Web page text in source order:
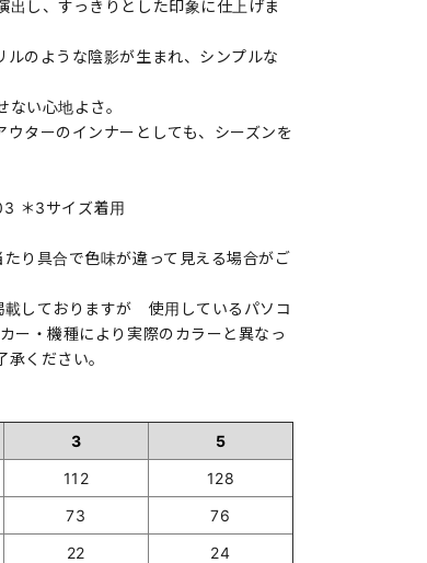
し、すっきりとした印象に仕上げま
のような陰影が生まれ、シンプルな
い心地よさ。
ターのインナーとしても、シーズンを
＊3サイズ着用
り具合で色味が違って見える場合がご
しておりますが 使用しているパソコ
ー・機種により実際のカラーと異なっ
ください。
3
5
112
128
73
76
22
24